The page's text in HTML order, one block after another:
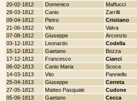
20-02-1812
Domenico Maffucci
28-03-1812
Canio Zarrilli
09-04-1812
Pietro Cristiano
21-06-1812
Vito Valva
07-08-1812
Giuseppe Arconzio
03-12-1812
Leonardo Codella
15-12-1812
Gaetano Bozza
17-12-1812
Francesco Cianci
06-02-1813
Canio Maria Scoca
14-03-1813
Vito Panniello
25-04-1813
Giuseppe Cerreta
27-05-1813
Matteo Pasquale Cudone
05-06-1813
Gaetano Cecca